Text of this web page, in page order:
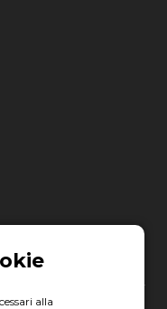
alla